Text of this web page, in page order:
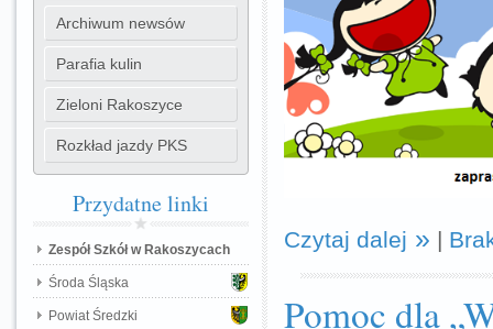
Czytaj dalej |
Pomoc dla
Archiwum newsów
Parafia kulin
Zieloni Rakoszyce
Rozkład jazdy PKS
Przydatnelinki
Zespół Szkół w Rakoszycach
Środa Śląska
Powiat Średzki